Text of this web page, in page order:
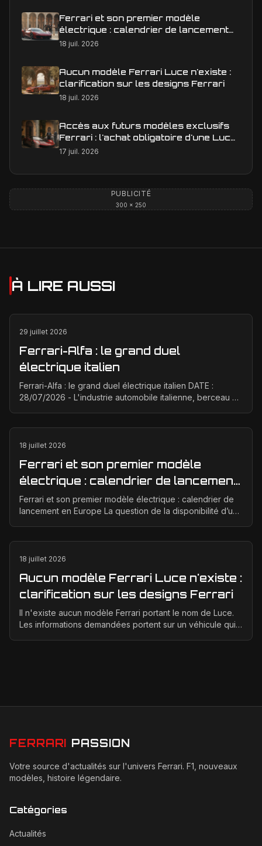
Ferrari et son premier modèle
électrique : calendrier de lancement
en Europe
18 juil. 2026
Aucun modèle Ferrari Luce n'existe :
clarification sur les designs Ferrari
18 juil. 2026
Accès aux futurs modèles exclusifs
Ferrari : l'achat obligatoire d'une Luce
est-il une réalité ?
17 juil. 2026
PUBLICITÉ
300 × 250
À LIRE AUSSI
29 juillet 2026
Ferrari-Alfa : le grand duel
électrique italien
Ferrari-Alfa : le grand duel électrique italien DATE :
28/07/2026 - L'industrie automobile italienne, berceau de
18 juillet 2026
Ferrari et son premier modèle
électrique : calendrier de lancement
en Europe
Ferrari et son premier modèle électrique : calendrier de
lancement en Europe La question de la disponibilité d’une
18 juillet 2026
Aucun modèle Ferrari Luce n'existe :
clarification sur les designs Ferrari
Il n'existe aucun modèle Ferrari portant le nom de Luce.
Les informations demandées portent sur un véhicule qui
FERRARI PASSION
Votre source d'actualités sur l'univers Ferrari. F1, nouveaux
modèles, histoire légendaire.
Catégories
Actualités